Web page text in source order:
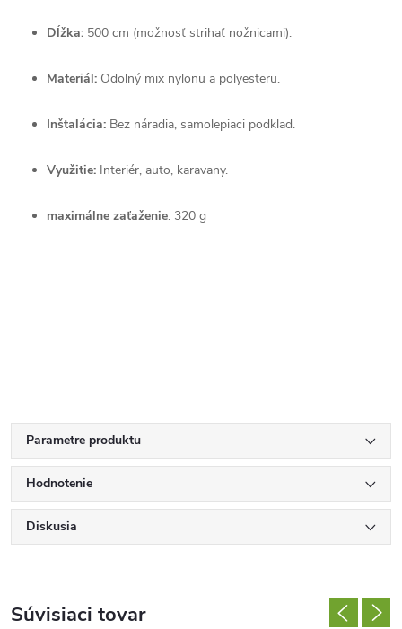
Dĺžka: 500 cm (možnosť strihať nožnicami).
Materiál: Odolný mix nylonu a polyesteru.
Inštalácia: Bez náradia, samolepiaci podklad.
Využitie: Interiér, auto, karavany.
maximálne zaťaženie: 320 g
Parametre produktu
Hodnotenie
Diskusia
Súvisiaci tovar